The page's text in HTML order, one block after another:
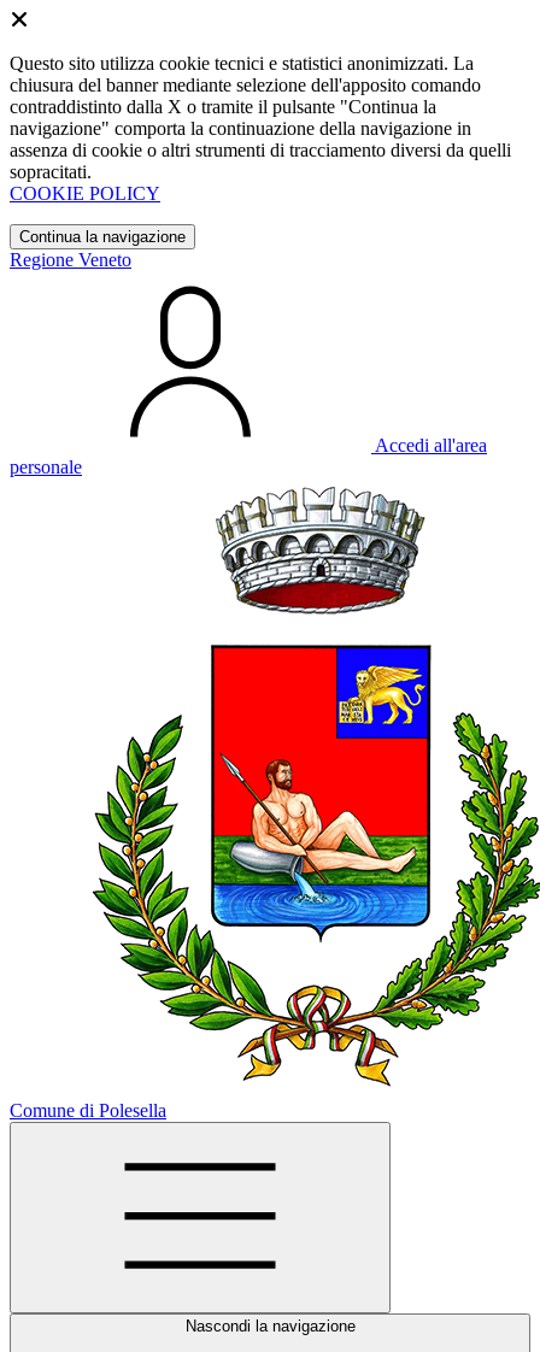
Questo sito utilizza cookie tecnici e statistici anonimizzati. La
chiusura del banner mediante selezione dell'apposito comando
contraddistinto dalla X o tramite il pulsante "Continua la
navigazione" comporta la continuazione della navigazione in
assenza di cookie o altri strumenti di tracciamento diversi da quelli
sopracitati.
COOKIE POLICY
Continua la navigazione
Regione Veneto
Accedi all'area
personale
Comune di Polesella
Nascondi la navigazione